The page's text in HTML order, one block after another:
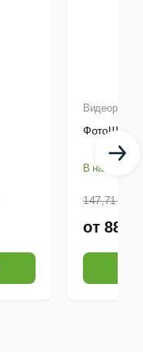
ФотоШОУ
В наличии
147,71 руб.
от